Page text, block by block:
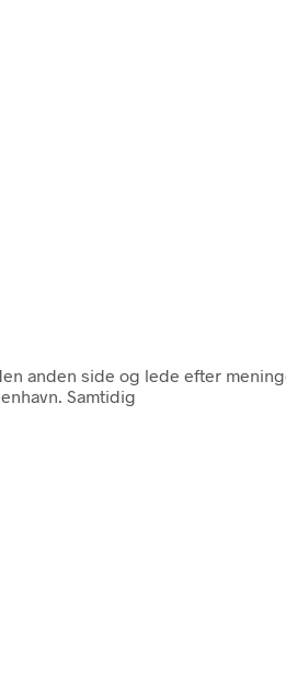
anden side og lede efter
Samtidig